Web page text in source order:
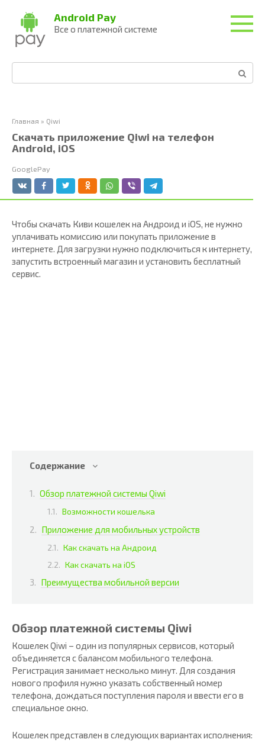
контенту
Android Pay
Все о платежной системе
Главная » Qiwi
Скачать приложение Qiwi на телефон
Android, iOS
GooglePay
Чтобы скачать Киви кошелек на Андроид и iOS, не нужно
уплачивать комиссию или покупать приложение в
интернете. Для загрузки нужно подключиться к интернету,
запустить встроенный магазин и установить бесплатный
сервис.
Содержание
Обзор платежной системы Qiwi
Возможности кошелька
Приложение для мобильных устройств
Как скачать на Андроид
Как скачать на iOS
Преимущества мобильной версии
Обзор платежной системы Qiwi
Кошелек Qiwi – один из популярных сервисов, который
объединяется с балансом мобильного телефона.
Регистрация занимает несколько минут. Для создания
нового профиля нужно указать собственный номер
телефона, дождаться поступления пароля и ввести его в
специальное окно.
Кошелек представлен в следующих вариантах исполнения: